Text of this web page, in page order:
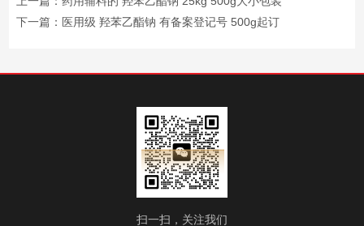
下一篇： 医用级 羟苯乙酯钠 有备案登记号 500g起订
扫一扫，关注我们